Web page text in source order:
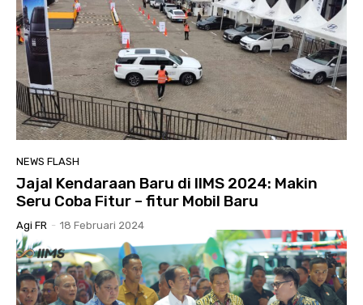
NEWS FLASH
Jajal Kendaraan Baru di IIMS 2024: Makin
Seru Coba Fitur – fitur Mobil Baru
Agi FR - 18 Februari 2024